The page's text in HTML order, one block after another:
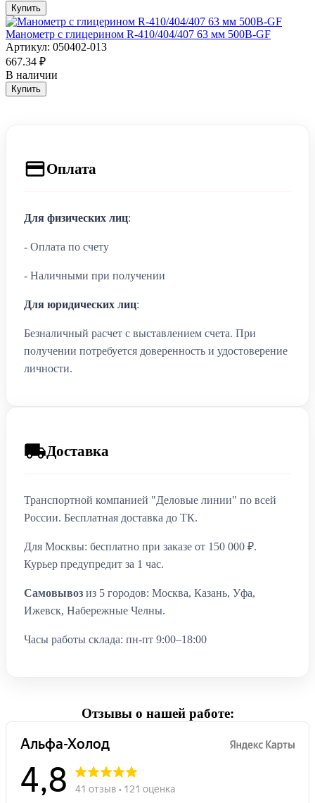
Купить
Манометр с глицерином R-410/404/407 63 мм 500B-GF
Артикул: 050402-013
667.34 ₽
В наличии
Купить
Оплата
Для физических лиц:
- Оплата по счету
- Наличными при получении
Для юридических лиц:
Безналичный расчет с выставлением счета. При
получении потребуется доверенность и удостоверение
личности.
Доставка
Транспортной компанией "Деловые линии" по всей
России. Бесплатная доставка до ТК.
Для Москвы: бесплатно при заказе от 150 000 ₽.
Курьер предупредит за 1 час.
Самовывоз из 5 городов: Москва, Казань, Уфа,
Ижевск, Набережные Челны.
Часы работы склада: пн-пт 9:00–18:00
Отзывы о нашей работе: